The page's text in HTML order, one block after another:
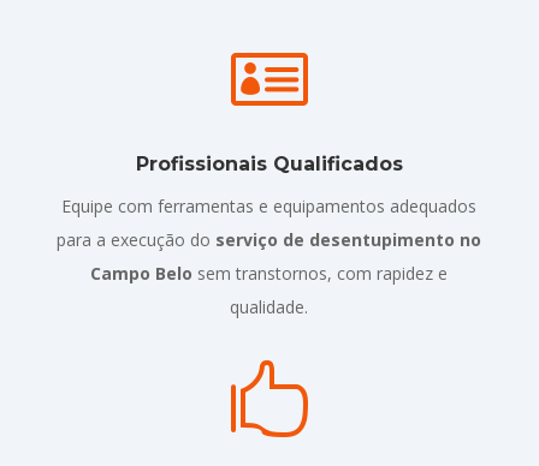

Profissionais Qualificados
Equipe com ferramentas e equipamentos adequados
para a execução do serviço de desentupimento no
Campo Belo sem transtornos, com rapidez e
qualidade.
